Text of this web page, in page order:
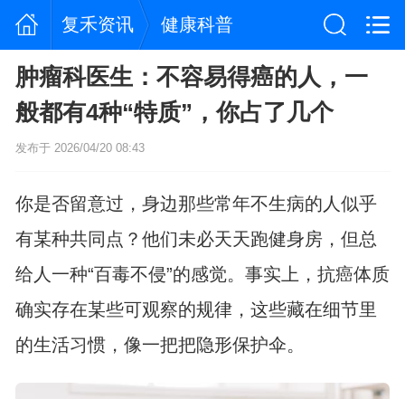
复禾资讯 健康科普
肿瘤科医生：不容易得癌的人，一
般都有4种“特质”，你占了几个
发布于 2026/04/20 08:43
你是否留意过，身边那些常年不生病的人似乎
有某种共同点？他们未必天天跑健身房，但总
给人一种“百毒不侵”的感觉。事实上，抗癌体质
确实存在某些可观察的规律，这些藏在细节里
的生活习惯，像一把把隐形保护伞。